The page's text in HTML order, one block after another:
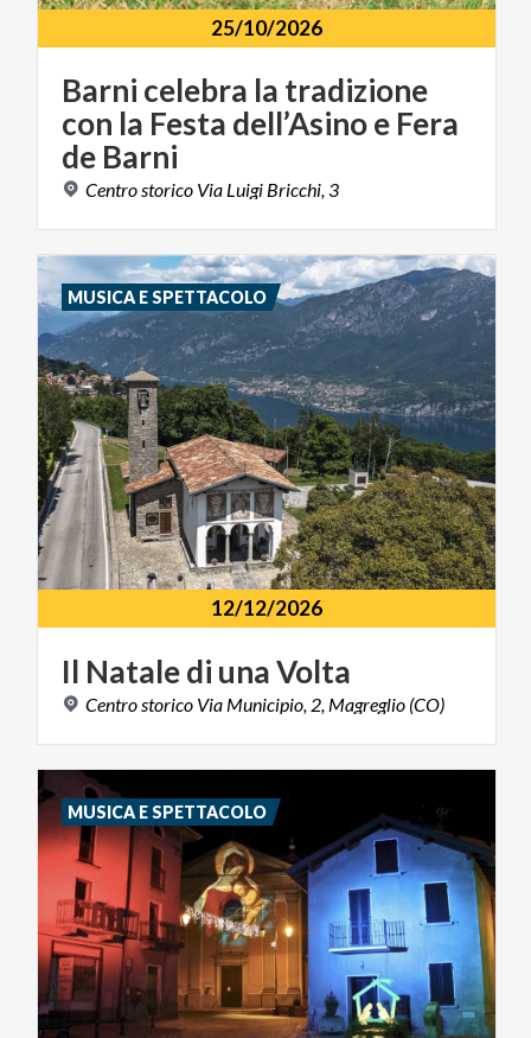
25/10/2026
Barni celebra la tradizione
con la Festa dell’Asino e Fera
de Barni
Centrostorico Via Luigi Bricchi,3
12/12/2026
Il Nataledi unaVolta
Centro storico Via Municipio, 2, Magreglio (CO)
MUSICA E SPETTACOLO
MUSICA E SPETTACOLO